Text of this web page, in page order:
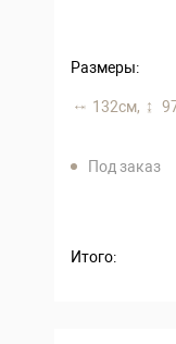
Размеры:
132 см,
Под заказ
Итого: